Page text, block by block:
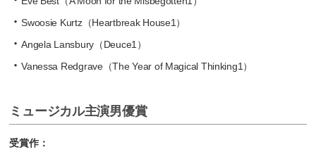
Swoosie Kurtz（Heartbreak House1）
Angela Lansbury（Deuce1）
Vanessa Redgrave（The Year of Magical Thinking1）
ミュージカル主演男優賞
受賞作：